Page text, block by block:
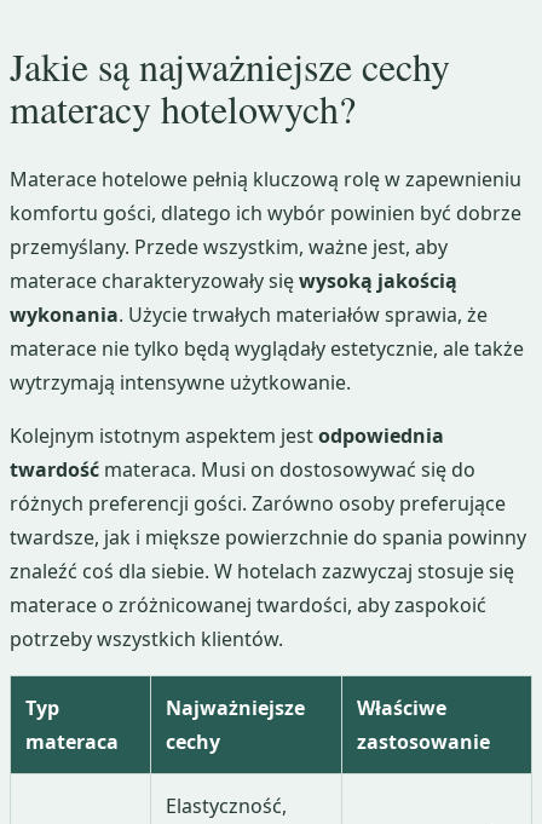
Jakie są najważniejsze cechy
materacy hotelowych?
Materace hotelowe pełnią kluczową rolę w zapewnieniu
komfortu gości, dlatego ich wybór powinien być dobrze
przemyślany. Przede wszystkim, ważne jest, aby
materace charakteryzowały sięwysoką jakością
wykonania. Użycie trwałych materiałów sprawia, że
materace nie tylko będą wyglądały estetycznie, ale także
wytrzymają intensywne użytkowanie.
Kolejnym istotnym aspektem jestodpowiednia
twardość materaca. Musi on dostosowywać się do
różnych preferencji gości. Zarówno osoby preferujące
twardsze, jak i miększe powierzchnie do spania powinny
znaleźć coś dla siebie. W hotelach zazwyczaj stosuje się
materace o zróżnicowanej twardości, aby zaspokoić
potrzeby wszystkich klientów.
Typ
materaca
Najważniejsze
cechy
Właściwe
zastosowanie
Elastyczność,